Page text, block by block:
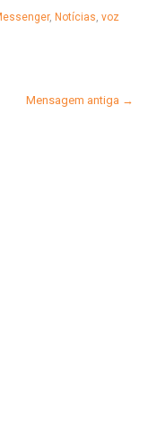
, Notícias, voz
Mensagem antiga →